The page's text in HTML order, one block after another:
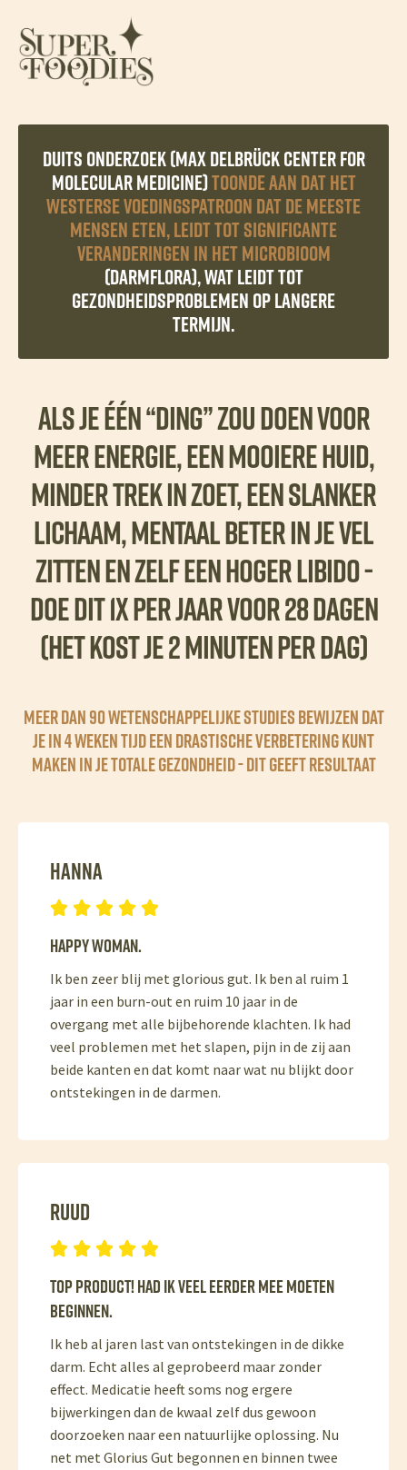
Duits onderzoek (Max Delbrück Center for
Molecular Medicine)toonde aan dat het
Westerse voedingspatroon dat de meeste
mensen eten, leidt tot significante
veranderingen in het microbioom
(darmflora), wat leidt tot
gezondheidsproblemen op langere
termijn.
Als je één “ding” zou doen voor
meer energie, een mooiere huid,
minder trek in zoet, een slanker
lichaam, mentaal beter in je vel
zitten en zelf een hoger libido -
doe DIT 1x per jaar voor 28 dagen
(het kost je 2 minuten per dag)
Meer dan 90 wetenschappelijke studies bewijzen dat
je in 4 weken tijd een drastische verbetering kunt
maken in je totale gezondheid - dit geeft RESULTAAT
Hanna
    
Happy woman.
Ik ben zeer blij met glorious gut. Ik ben al ruim 1
jaar in een burn-out en ruim 10 jaar in de
overgang met alle bijbehorende klachten. Ik had
veel problemen met het slapen, pijn in de zij aan
beide kanten en dat komt naar wat nu blijkt door
ontstekingen in de darmen.
Ruud
    
Top product! Had ik veel eerder mee moeten
beginnen.
Ik heb al jaren last van ontstekingen in de dikke
darm. Echt alles al geprobeerd maar zonder
effect. Medicatie heeft soms nog ergere
bijwerkingen dan de kwaal zelf dus gewoon
doorzoeken naar een natuurlijke oplossing. Nu
net met Glorius Gut begonnen en binnen twee